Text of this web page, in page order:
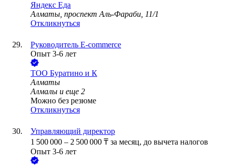
Яндекс Еда
Алматы, проспект Аль-Фараби, 11/1
Откликнуться
Руководитель E-commerce
Опыт 3-6 лет
ТОО Буратино и К
Алматы
Алмалы и еще 2
Можно без резюме
Откликнуться
Управляющий директор
1 500 000 – 2 500 000 ₸ за месяц, до вычета налогов
Опыт 3-6 лет